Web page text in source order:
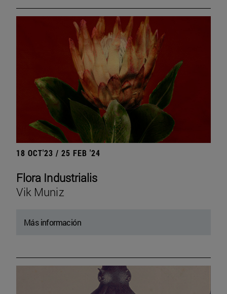
18 OCT'23 / 25 FEB '24
Flora Industrialis
Vik Muniz
Más información